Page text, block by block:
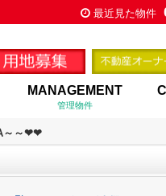
最近見た物件
MANAGEMENT
管理物件
～～❤❤